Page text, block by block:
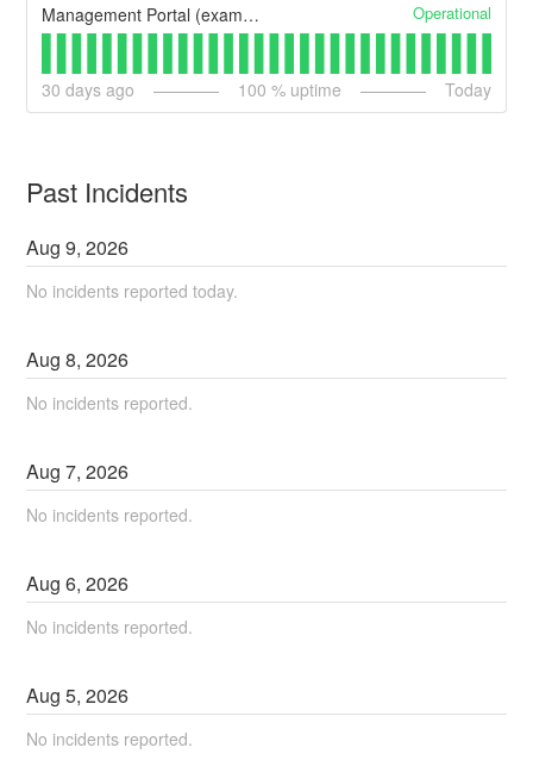
Management Portal (example) Operational
30 days ago 100 % uptime Today
Past Incidents
Aug9,2026
No incidents reported today.
Aug8,2026
No incidents reported.
Aug7,2026
No incidents reported.
Aug6,2026
No incidents reported.
Aug5,2026
No incidents reported.